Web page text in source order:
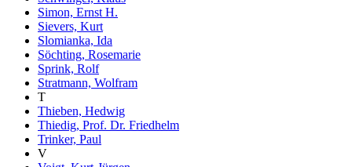
Simon, Ernst H.
Sievers, Kurt
Slomianka, Ida
Söchting, Rosemarie
Sprink, Rolf
Stratmann, Wolfram
T
Thieben, Hedwig
Thiedig, Prof. Dr. Friedhelm
Trinker, Paul
V